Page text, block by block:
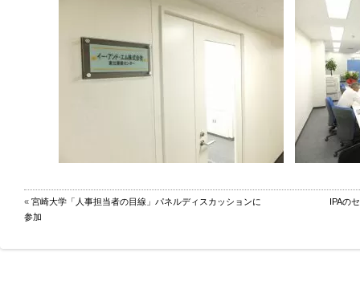
« 宮崎大学「人事担当者の目線」パネルディスカッションに
参加
IPAの